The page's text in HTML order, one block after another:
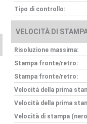
Tipo di controllo:
VELOCITÀ DI
Risoluzione massima:
Stampa fronte/retro:
Stampa fronte/retro:
Velocità della prima
Velocità della prima
Velocità di stampa